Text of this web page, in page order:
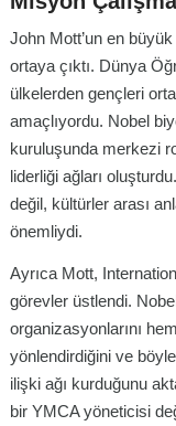
John Mott’un en
ortaya çıktı. Dünya
ülkelerden gençleri
amaçlıyordu. Nobel
kuruluşunda merkezi
liderliği ağları
değil, kültürler arası
önemliydi.
Ayrıca Mott,
görevler üstlendi.
organizasyonlarını
yönlendirdiğini ve
ilişki ağı kurduğunu
bir YMCA yöneticisi